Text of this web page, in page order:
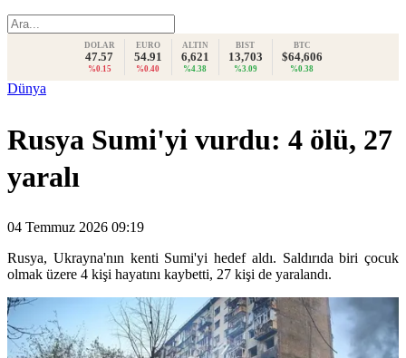
DOLAR
47.57
%0.15
EURO
54.91
%0.40
ALTIN
6,621
%4.38
BIST
13,703
%3.09
BTC
$64,606
%0.38
Dünya
Rusya Sumi'yi vurdu: 4 ölü, 27
yaralı
04 Temmuz 2026 09:19
Rusya, Ukrayna'nın kenti Sumi'yi hedef aldı. Saldırıda biri çocuk
olmak üzere 4 kişi hayatını kaybetti, 27 kişi de yaralandı.